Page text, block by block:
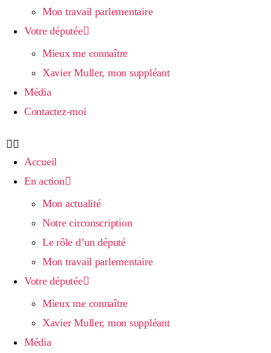
Mon travail parlementaire
Votre députée
Mieux me connaître
Xavier Muller, mon suppléant
Média
Contactez-moi
Accueil
En action
Mon actualité
Notre circonscription
Le rôle d’un député
Mon travail parlementaire
Votre députée
Mieux me connaître
Xavier Muller, mon suppléant
Média